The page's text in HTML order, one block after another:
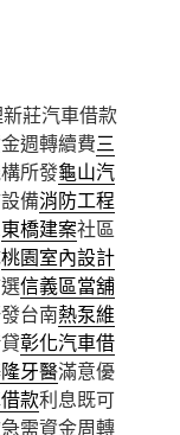
莊汽車借款
週轉續費三
所發龜山汽
備消防工程
東橋建案社區
桃園室內設計
信義區當舖
台南熱泵維
彰化汽車借
牙醫滿意優
款利息既可
急需資金周轉